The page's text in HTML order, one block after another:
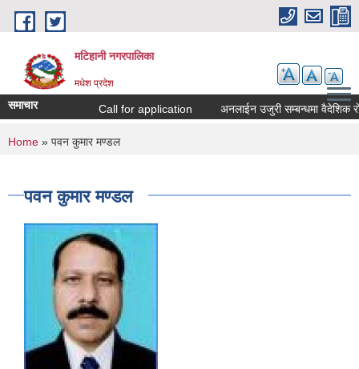
Skip to main content
मटिहानी नगरपालिका
मधेश प्रदेश
समाचार Call for application अनलाईन उजुरी सम्बन्धमा वैदेशिक
You are here
Home » पवन कुमार मण्डल
पवन कुमार मण्डल